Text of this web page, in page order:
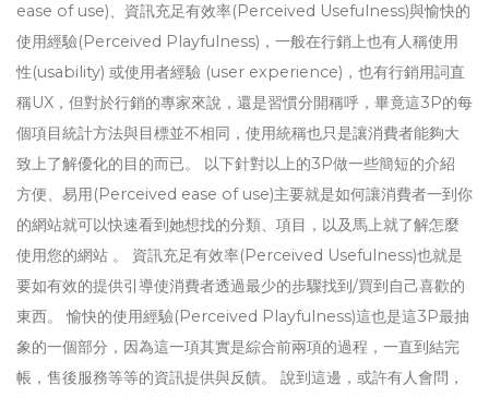
ease of use)、資訊充足有效率(Perceived Usefulness)與愉快的
使用經驗(Perceived Playfulness)，一般在行銷上也有人稱使用
性(usability) 或使用者經驗 (user experience)，也有行銷用詞直
稱UX，但對於行銷的專家來說，還是習慣分開稱呼，畢竟這3P的每
個項目統計方法與目標並不相同，使用統稱也只是讓消費者能夠大
致上了解優化的目的而已。 以下針對以上的3P做一些簡短的介紹
方便、易用(Perceived ease of use)主要就是如何讓消費者一到你
的網站就可以快速看到她想找的分類、項目，以及馬上就了解怎麼
使用您的網站 。 資訊充足有效率(Perceived Usefulness)也就是
要如有效的提供引導使消費者透過最少的步驟找到/買到自己喜歡的
東西。 愉快的使用經驗(Perceived Playfulness)這也是這3P最抽
象的一個部分，因為這一項其實是綜合前兩項的過程，一直到結完
帳，售後服務等等的資訊提供與反饋。 說到這邊，或許有人會問，